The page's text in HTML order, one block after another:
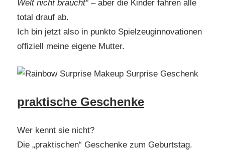
Welt nicht braucht“ – aber die Kinder fahren alle
total drauf ab.
Ich bin jetzt also in punkto Spielzeuginnovationen
offiziell meine eigene Mutter.
praktische Geschenke
Wer kennt sie nicht?
Die „praktischen“ Geschenke zum Geburtstag.